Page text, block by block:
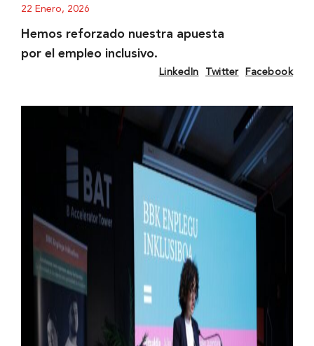
22 Enero, 2026
Hemos reforzado nuestra apuesta
por el empleo inclusivo.
LinkedIn Twitter Facebook